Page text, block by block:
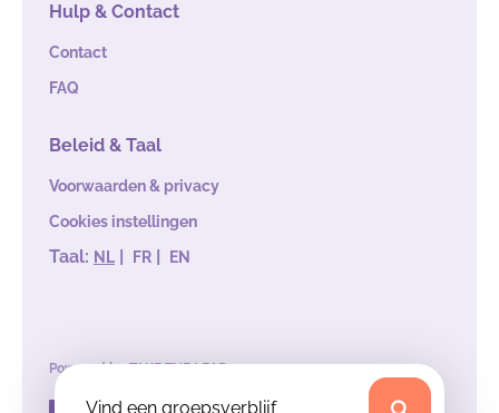
Vind een groepsverblijf
Hulp & Contact
Contact
FAQ
Beleid & Taal
Voorwaarden & privacy
Cookies instellingen
Taal: NL | FR | EN
Powered byTAKE THE LEAD